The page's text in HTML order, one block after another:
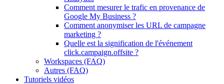
Comment mesurer le trafic en provenance de
Google My Business ?
Comment anonymiser les URL de campagne
marketing ?
Quelle est la signification de l'événement
click.campaign.offsite ?
Workspaces (FAQ)
Autres (FAQ)
Tutoriels vidéos